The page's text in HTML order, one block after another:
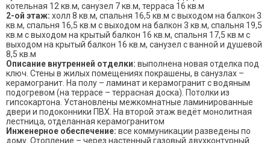
котельная 12 кв.м, санузел 7 кв.м, терраса 16 кв.м
2-ой этаж: холл 8 кв.м, спальня 16,5 кв.м с выходом на балкон 3
кв.м, спальня 16,5 кв.м с выходом на балкон 3 кв.м, спальня 19,5
кв.м с выходом на крытый балкон 16 кв.м, спальня 17,5 кв.м с
выходом на крытый балкон 16 кв.м, санузел с ванной и душевой
8,5 кв.м
Описание внутренней отделки: выполнена новая отделка под
ключ. Стены в жилых помещениях покрашены, в санузлах –
керамогранит. На полу – ламинат и керамогранит с водяным
подогревом (на террасе – террасная доска). Потолки из
гипсокартона. Установлены межкомнатные ламинированные
двери и подоконники ПВХ. На второй этаж ведёт монолитная
лестница, отделанная керамогранитом
Инженерное обеспечение: все коммуникации разведены по
дому. Отопление – через настенный газовый двухконтурный